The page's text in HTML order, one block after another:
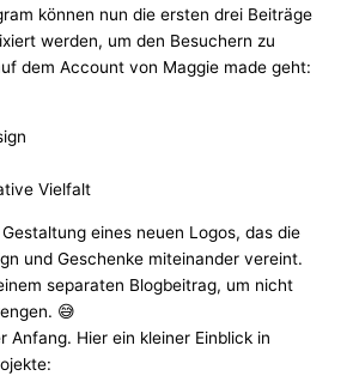
können nun die ersten drei Beiträge
werden, um den Besuchern zu
dem Account von Maggie made geht:
Vielfalt
eines neuen Logos, das die
und Geschenke miteinander vereint.
separaten Blogbeitrag, um nicht
😅
Anfang. Hier ein kleiner Einblick in